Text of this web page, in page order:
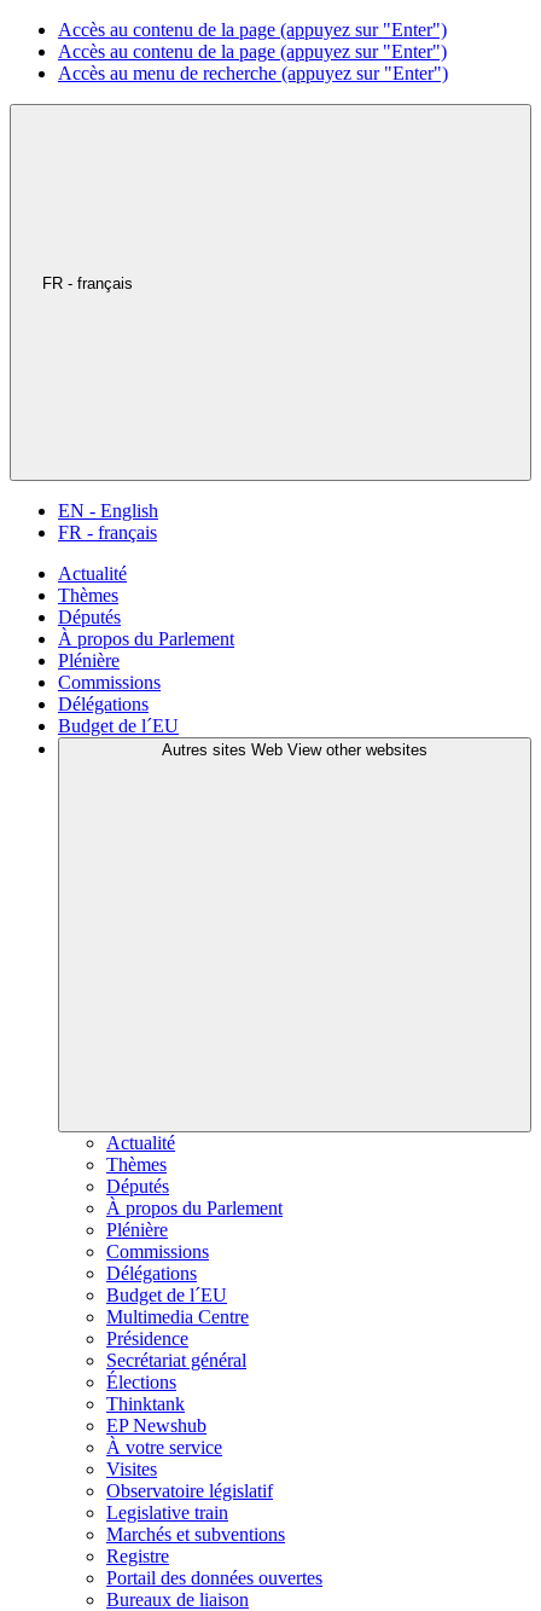
Accès au contenu de la page (appuyez sur "Enter")
Accès au contenu de la page (appuyez sur "Enter")
Accès au menu de recherche (appuyez sur "Enter")
FR - français
EN - English
FR - français
Actualité
Thèmes
Députés
À propos du Parlement
Plénière
Commissions
Délégations
Budget de l´EU
Autres sites Web View other websites
Actualité
Thèmes
Députés
À propos du Parlement
Plénière
Commissions
Délégations
Budget de l´EU
Multimedia Centre
Présidence
Secrétariat général
Élections
Thinktank
EP Newshub
À votre service
Visites
Observatoire législatif
Legislative train
Marchés et subventions
Registre
Portail des données ouvertes
Bureaux de liaison